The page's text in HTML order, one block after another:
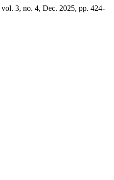
vol. 3, no. 4, Dec. 2025, pp. 424-